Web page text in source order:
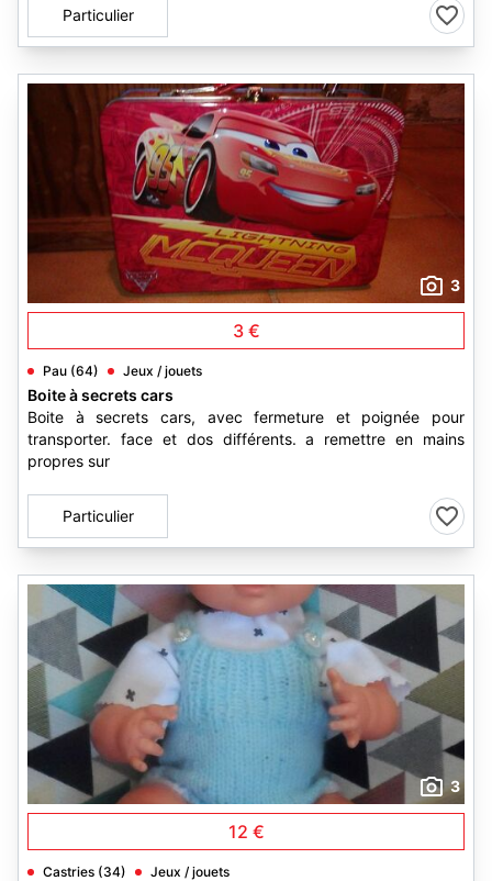
Particulier
3
3 €
Pau (64) Jeux / jouets
Boite à secrets cars
Boite à secrets cars, avec fermeture et poignée pour
transporter. face et dos différents. a remettre en mains
propres sur
Particulier
3
12 €
Castries (34) Jeux / jouets